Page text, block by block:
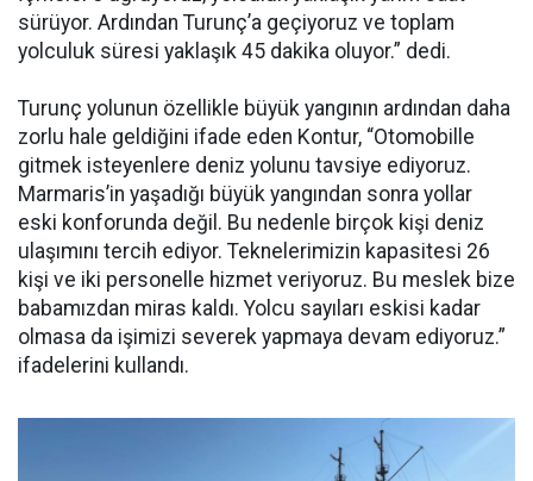
sürüyor. Ardından Turunç’a geçiyoruz ve toplam
yolculuk süresi yaklaşık 45 dakika oluyor.” dedi.
Turunç yolunun özellikle büyük yangının ardından daha
zorlu hale geldiğini ifade eden Kontur, “Otomobille
gitmek isteyenlere deniz yolunu tavsiye ediyoruz.
Marmaris’in yaşadığı büyük yangından sonra yollar
eski konforunda değil. Bu nedenle birçok kişi deniz
ulaşımını tercih ediyor. Teknelerimizin kapasitesi 26
kişi ve iki personelle hizmet veriyoruz. Bu meslek bize
babamızdan miras kaldı. Yolcu sayıları eskisi kadar
olmasa da işimizi severek yapmaya devam ediyoruz.”
ifadelerini kullandı.